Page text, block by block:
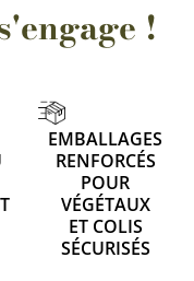
!
EMBALLAGES
RENFORCÉS
POUR
VÉGÉTAUX
ET COLIS
SÉCURISÉS